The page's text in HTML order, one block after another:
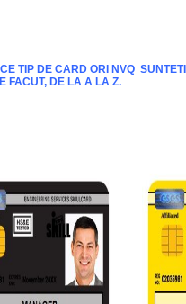
TIP DE CARD ORI NVQ
FACUT, DE LA A LA Z.